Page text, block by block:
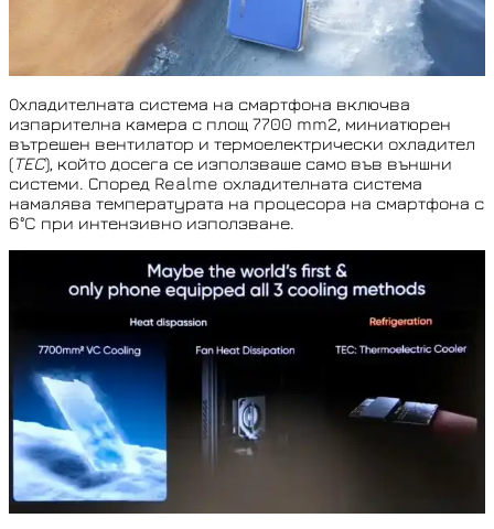
Охладителната система на смартфона включва
изпарителна камера с площ 7700 mm2, миниатюрен
вътрешен вентилатор и термоелектрически охладител
(TEC), който досега се използваше само във външни
системи. Според Realme охладителната система
намалява температурата на процесора на смартфона с
6°C при интензивно използване.